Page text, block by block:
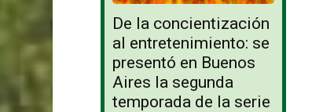
De la concientización
al entretenimiento: se
presentó en Buenos
Aires la segunda
temporada de la serie